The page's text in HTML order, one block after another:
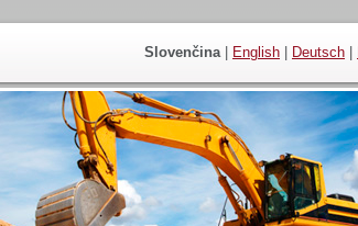
Slovenčina| English Deutsch